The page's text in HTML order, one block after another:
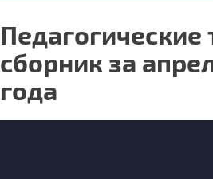
Педагогические
сборник за
года